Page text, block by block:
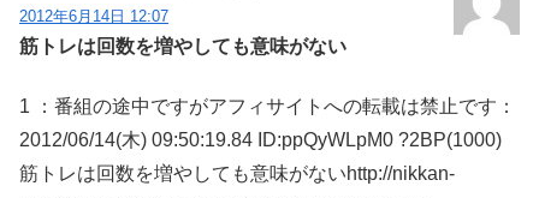
2012年6月14日 12:07
筋トレは回数を増やしても意味がない
1 ：番組の途中ですがアフィサイトへの転載は禁止です：
2012/06/14(木) 09:50:19.84 ID:ppQyWLpM0 ?2BP(1000)
筋トレは回数を増やしても意味がないhttp://nikkan-